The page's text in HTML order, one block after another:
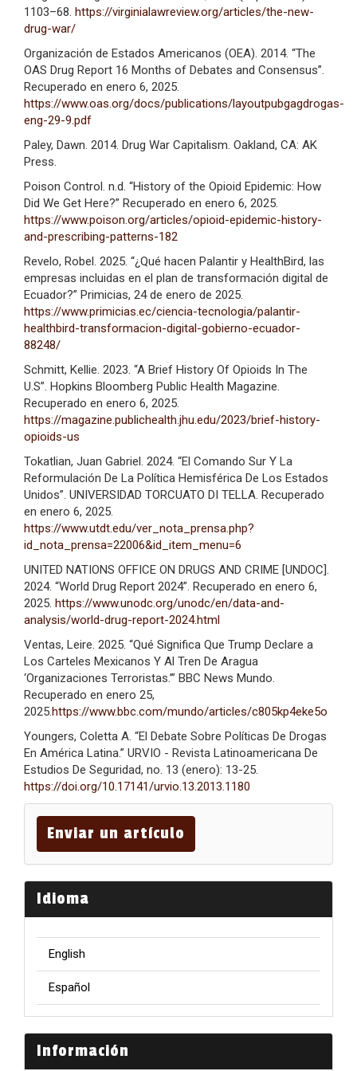
1103–68. https://virginialawreview.org/articles/the-new-
drug-war/
Organización de Estados Americanos (OEA). 2014. “The
OAS Drug Report 16 Months of Debates and Consensus”.
Recuperado en enero 6, 2025.
https://www.oas.org/docs/publications/layoutpubgagdrogas-
eng-29-9.pdf
Paley, Dawn. 2014. Drug War Capitalism. Oakland, CA: AK
Press.
Poison Control. n.d. “History of the Opioid Epidemic: How
Did We Get Here?” Recuperado en enero 6, 2025.
https://www.poison.org/articles/opioid-epidemic-history-
and-prescribing-patterns-182
Revelo, Robel. 2025. “¿Qué hacen Palantir y HealthBird, las
empresas incluidas en el plan de transformación digital de
Ecuador?” Primicias, 24 de enero de 2025.
https://www.primicias.ec/ciencia-tecnologia/palantir-
healthbird-transformacion-digital-gobierno-ecuador-
88248/
Schmitt, Kellie. 2023. “A Brief History Of Opioids In The
U.S”. Hopkins Bloomberg Public Health Magazine.
Recuperado en enero 6, 2025.
https://magazine.publichealth.jhu.edu/2023/brief-history-
opioids-us
Tokatlian, Juan Gabriel. 2024. “El Comando Sur Y La
Reformulación De La Política Hemisférica De Los Estados
Unidos”. UNIVERSIDAD TORCUATO DI TELLA. Recuperado
en enero 6, 2025.
https://www.utdt.edu/ver_nota_prensa.php?
id_nota_prensa=22006&id_item_menu=6
UNITED NATIONS OFFICE ON DRUGS AND CRIME [UNDOC].
2024. “World Drug Report 2024”. Recuperado en enero 6,
2025. https://www.unodc.org/unodc/en/data-and-
analysis/world-drug-report-2024.html
Ventas, Leire. 2025. “Qué Significa Que Trump Declare a
Los Carteles Mexicanos Y Al Tren De Aragua
‘Organizaciones Terroristas.’” BBC News Mundo.
Recuperado en enero 25,
2025.https://www.bbc.com/mundo/articles/c805kp4eke5o
Youngers, Coletta A. “El Debate Sobre Políticas De Drogas
En América Latina.” URVIO - Revista Latinoamericana De
Estudios De Seguridad, no. 13 (enero): 13-25.
https://doi.org/10.17141/urvio.13.2013.1180
Enviar
un
artículo
Enviar un artículo
Idioma
English
Español
Información